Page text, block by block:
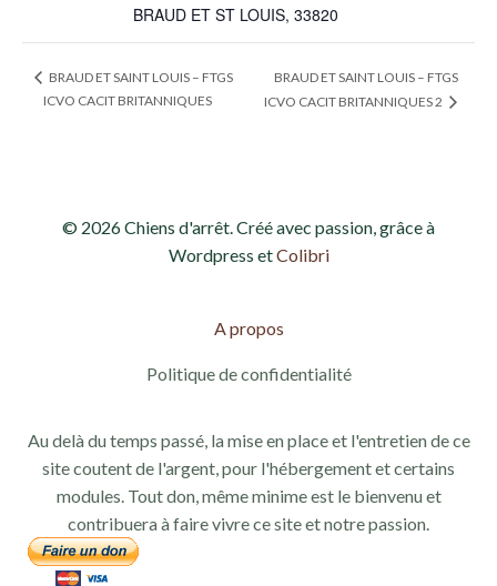
BRAUD ET ST LOUIS, 33820
BRAUD ET SAINT LOUIS – FTGS
ICVO CACIT BRITANNIQUES
BRAUD ET SAINT LOUIS – FTGS
ICVO CACIT BRITANNIQUES 2
© 2026 Chiens d'arrêt. Créé avec passion, grâce à
Wordpress etColibri
A propos
Politique de confidentialité
Au delà du temps passé, la mise en place et l'entretien de ce
site coutent de l'argent, pour l'hébergement et certains
modules. Tout don, même minime est le bienvenu et
contribuera à faire vivre ce site et notre passion.